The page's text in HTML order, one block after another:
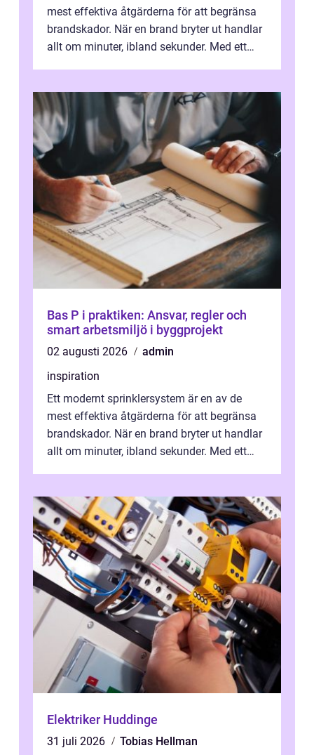
mest effektiva åtgärderna för att begränsa
brandskador. När en brand bryter ut handlar
allt om minuter, ibland sekunder. Med ett
Bas P i praktiken: Ansvar, regler och
smart arbetsmiljö i byggprojekt
02 augusti 2026
admin
inspiration
Ett modernt sprinklersystem är en av de
mest effektiva åtgärderna för att begränsa
brandskador. När en brand bryter ut handlar
allt om minuter, ibland sekunder. Med ett
Elektriker Huddinge
31 juli 2026
Tobias Hellman